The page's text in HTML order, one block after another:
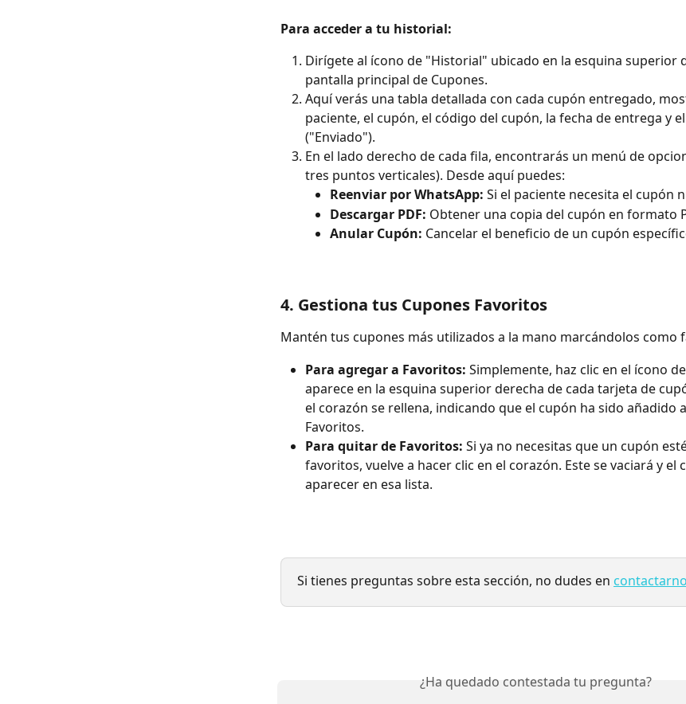
Para acceder a tu historial:
Dirígete al ícono de "Historial" ubicado en la esquina superior
pantalla principal de Cupones.
Aquí verás una tabla detallada con cada cupón entregado,
paciente, el cupón, el código del cupón, la fecha de entrega y
("Enviado").
En el lado derecho de cada fila, encontrarás un menú de
tres puntos verticales). Desde aquí puedes:
Reenviar por WhatsApp: Si el paciente necesita el cupón
Descargar PDF: Obtener una copia del cupón en formato
Anular Cupón: Cancelar el beneficio de un cupón
4. Gestiona tus Cupones Favoritos
Mantén tus cupones más utilizados a la mano marcándolos como
Para agregar a Favoritos: Simplemente, haz clic en el ícono
aparece en la esquina superior derecha de cada tarjeta de
el corazón se rellena, indicando que el cupón ha sido añadido
Favoritos.
Para quitar de Favoritos: Si ya no necesitas que un cupón
favoritos, vuelve a hacer clic en el corazón. Este se vaciará y el
aparecer en esa lista.
Si tienes preguntas sobre esta sección, no dudes en
¿Ha quedado contestada tu pregunta?